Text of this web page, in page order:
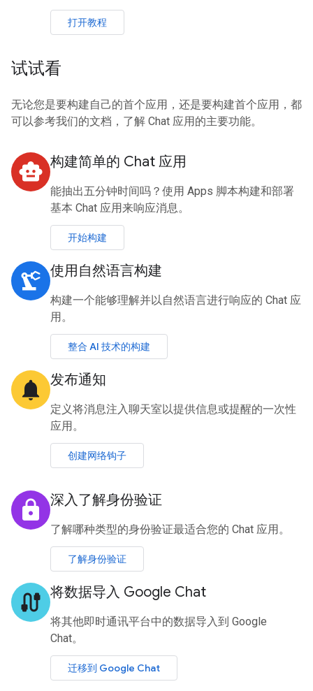
打开教程
试试看
无论您是要构建自己的首个应用，还是要构建首个应用，都
可以参考我们的文档，了解 Chat 应用的主要功能。
smart_toy 构建简单的 Chat 应用
能抽出五分钟时间吗？使用 Apps 脚本构建和部署
基本 Chat 应用来响应消息。
开始构建
precision_manufacturing 使用自然语言构建
构建一个能够理解并以自然语言进行响应的 Chat 应
用。
整合 AI 技术的构建
notifications 发布通知
定义将消息注入聊天室以提供信息或提醒的一次性
应用。
创建网络钩子
lock 深入了解身份验证
了解哪种类型的身份验证最适合您的 Chat 应用。
了解身份验证
cable 将数据导入 Google Chat
将其他即时通讯平台中的数据导入到 Google
Chat。
迁移到 Google Chat